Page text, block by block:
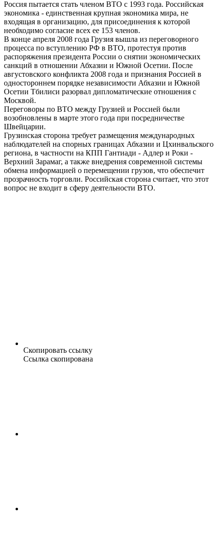
Россия пытается стать членом ВТО с 1993 года. Российская
экономика - единственная крупная экономика мира, не
входящая в организацию, для присоединения к которой
необходимо согласие всех ее 153 членов.
В конце апреля 2008 года Грузия вышла из переговорного
процесса по вступлению РФ в ВТО, протестуя против
распоряжения президента России о снятии экономических
санкций в отношении Абхазии и Южной Осетии. После
августовского конфликта 2008 года и признания Россией в
одностороннем порядке независимости Абхазии и Южной
Осетии Тбилиси разорвал дипломатические отношения с
Москвой.
Переговоры по ВТО между Грузией и Россией были
возобновлены в марте этого года при посредничестве
Швейцарии.
Грузинская сторона требует размещения международных
наблюдателей на спорных границах Абхазии и Цхинвальского
региона, в частности на КПП Гантиади - Адлер и Роки -
Верхний Зарамаг, а также внедрения современной системы
обмена информацией о перемещении грузов, что обеспечит
прозрачность торговли. Российская сторона считает, что этот
вопрос не входит в сферу деятельности ВТО.
Скопировать ссылку
Ссылка скопирована